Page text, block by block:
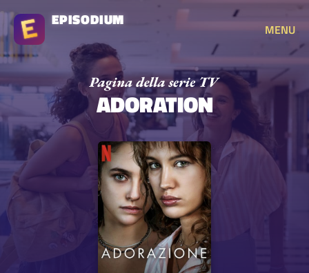
EPISODIUM
MENU
ADORATION